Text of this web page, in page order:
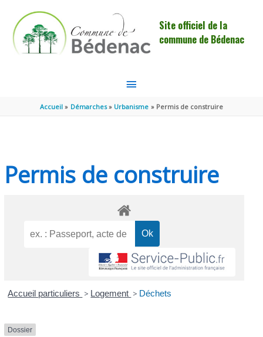
Site officiel de la
commune de Bédenac
MENU
PRINCIPAL
Accueil Démarches Urbanisme Permis de construire
Permis de construire
Accueil particuliers > Logement > Déchets
Dossier